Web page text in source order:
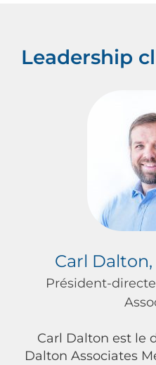
Leadership
Carl Dalton,
Président-
Carl Dalton est le
Dalton Associates